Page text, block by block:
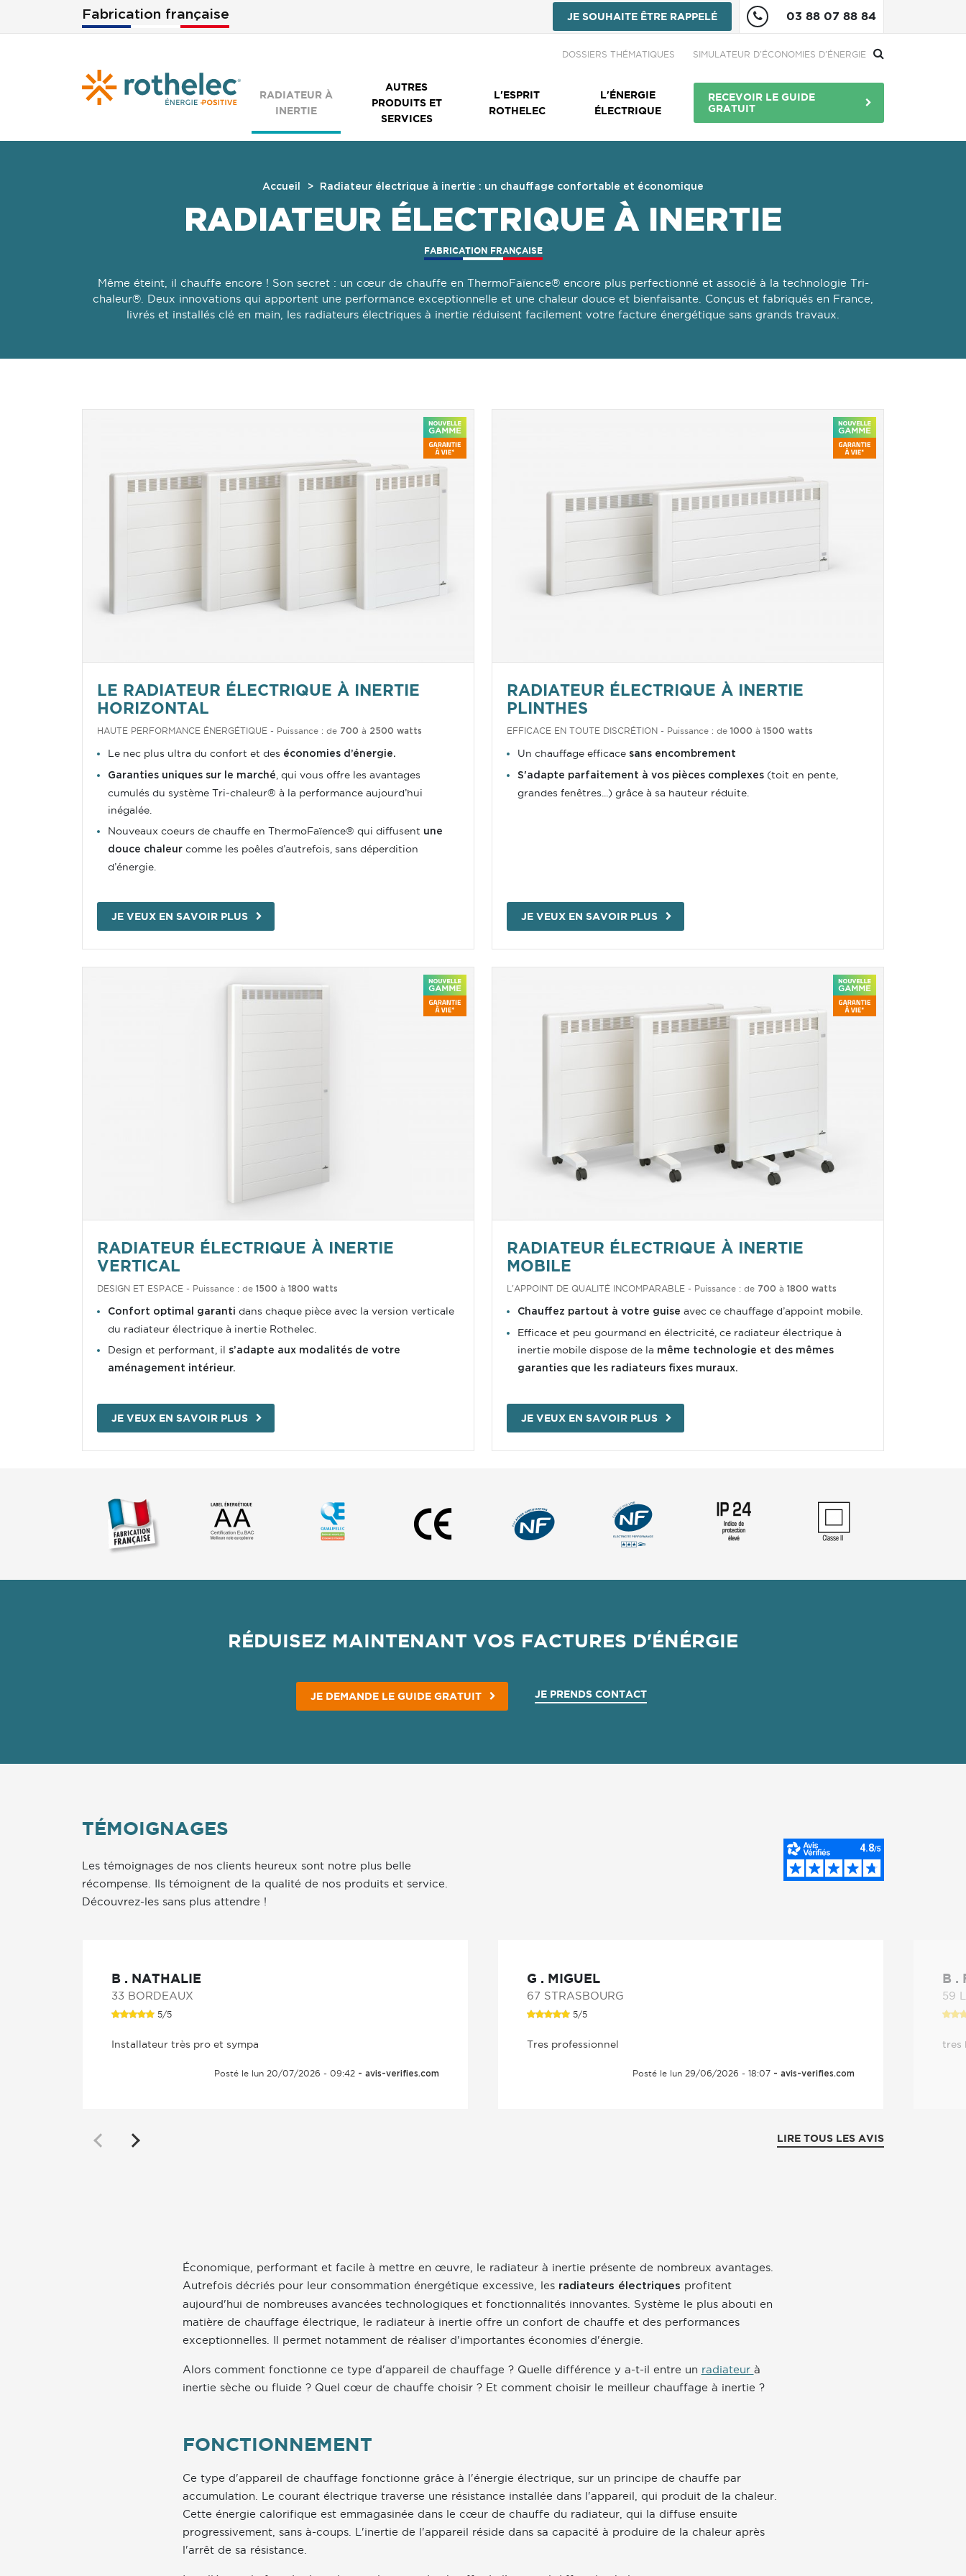
Aller au contenu principalFabrication française JE SOUHAITE ÊTRE RAPPELÉ 03 88 07 88 84
Menu Secondaire
DOSSIERS THÉMATIQUES SIMULATEUR D'ÉCONOMIES D'ÉNERGIE
RADIATEUR À
INERTIE
AUTRES
PRODUITS ET
SERVICES
L'ESPRIT
ROTHELEC
L'ÉNERGIE
ÉLECTRIQUE
Menu Bouton
RECEVOIR LE GUIDE
GRATUIT
Accueil Radiateur électrique à inertie : un chauffage confortable et économique
RADIATEUR ÉLECTRIQUE À INERTIE
FABRICATION FRANÇAISE
Même éteint, il chauffe encore ! Son secret : un cœur de chauffe en ThermoFaïence® encore plus perfectionné et associé à la technologie Tri-
chaleur®. Deux innovations qui apportent une performance exceptionnelle et une chaleur douce et bienfaisante. Conçus et fabriqués en France,
livrés et installés clé en main, les radiateurs électriques à inertie réduisent facilement votre facture énergétique sans grands travaux.
LE RADIATEUR ÉLECTRIQUE À INERTIE
HORIZONTAL
HAUTE PERFORMANCE ÉNERGÉTIQUE - Puissance : de 700 à 2500 watts
Le nec plus ultra du confort et des économies d’énergie.
Garanties uniques sur le marché , qui vous offre les avantages
cumulés du système Tri-chaleur® à la performance aujourd’hui
inégalée.
Nouveaux coeurs de chauffe en ThermoFaïence® qui diffusent une
douce chaleur comme les poêles d’autrefois, sans déperdition
d’énergie.
JE VEUX EN SAVOIR PLUS
RADIATEUR ÉLECTRIQUE À INERTIE
PLINTHES
EFFICACE EN TOUTE DISCRÉTION - Puissance : de 1000 à 1500 watts
Un chauffage efficace sans encombrement
S'adapte parfaitement à vos pièces complexes (toit en pente,
grandes fenêtres...) grâce à sa hauteur réduite.
JE VEUX EN SAVOIR PLUS
RADIATEUR ÉLECTRIQUE À INERTIE
VERTICAL
DESIGN ET ESPACE - Puissance : de 1500 à 1800 watts
Confort optimal garanti dans chaque pièce avec la version verticale
du radiateur électrique à inertie Rothelec.
Design et performant, il s’adapte aux modalités de votre
aménagement intérieur.
JE VEUX EN SAVOIR PLUS
RADIATEUR ÉLECTRIQUE À INERTIE
MOBILE
L'APPOINT DE QUALITÉ INCOMPARABLE - Puissance : de 700 à 1800 watts
Chauffez partout à votre guise avec ce chauffage d’appoint mobile.
Efficace et peu gourmand en électricité, ce radiateur électrique à
inertie mobile dispose de la même technologie et des mêmes
garanties que les radiateurs fixes muraux.
JE VEUX EN SAVOIR PLUS
RÉDUISEZ MAINTENANT VOS FACTURES D'ÉNÉRGIE
JE DEMANDE LE GUIDE GRATUIT JE PRENDS CONTACT
TÉMOIGNAGES
Les témoignages de nos clients heureux sont notre plus belle
récompense. Ils témoignent de la qualité de nos produits et service.
Découvrez-les sans plus attendre !
B . NATHALIE
33 BORDEAUX
5/5
Installateur très pro et sympa
Posté le lun 20/07/2026 - 09:42 - avis-verifies.com
G . MIGUEL
67 STRASBOURG
5/5
Tres professionnel
Posté le lun 29/06/2026 - 18:07 - avis-verifies.com
B .
59
tres
LIRE TOUS LES AVIS
Économique, performant et facile à mettre en œuvre, le radiateur à inertie présente de nombreux avantages.
Autrefois décriés pour leur consommation énergétique excessive, les radiateurs électriques profitent
aujourd'hui de nombreuses avancées technologiques et fonctionnalités innovantes. Système le plus abouti en
matière de chauffage électrique, le radiateur à inertie offre un confort de chauffe et des performances
exceptionnelles. Il permet notamment de réaliser d'importantes économies d'énergie.
Alors comment fonctionne ce type d'appareil de chauffage ? Quelle différence y a-t-il entre un radiateur à
inertie sèche ou fluide ? Quel cœur de chauffe choisir ? Et comment choisir le meilleur chauffage à inertie ?
FONCTIONNEMENT
Ce type d'appareil de chauffage fonctionne grâce à l'énergie électrique, sur un principe de chauffe par
accumulation. Le courant électrique traverse une résistance installée dans l'appareil, qui produit de la chaleur.
Cette énergie calorifique est emmagasinée dans le cœur de chauffe du radiateur, qui la diffuse ensuite
progressivement, sans à-coups. L'inertie de l'appareil réside dans sa capacité à produire de la chaleur après
l'arrêt de sa résistance.